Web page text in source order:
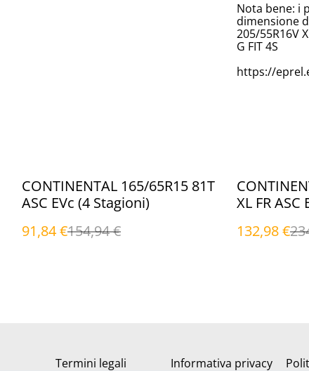
Nota bene: i
dimensione
205/55R16V
G FIT 4S
https://
%
CONTINENTAL 165/65R15 81T
ASC EVc (4 Stagioni)
91,84 €154,94 €
%
XL FR ASC
132,98 €
Termini legali Informativa privacy